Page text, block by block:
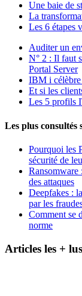
Une baie de
La
Les 6 étapes
Auditer un
N° 2 : Il faut
Portal Server
IBM i célèbre
Et si les
Les 5 profils
Les plus
Pourquoi les
sécurité de
Ransomware
des attaques
Deepfakes :
par les
Comment se
norme
Articles les + lus